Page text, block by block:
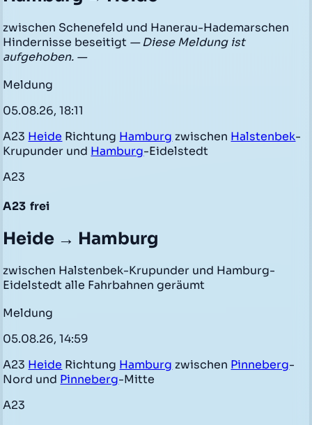
zwischen Schenefeld und Hanerau-Hademarschen
Hindernisse beseitigt — Diese Meldung ist
aufgehoben. —
Meldung
05.08.26, 18:11
A23 Heide Richtung Hamburg zwischen Halstenbek-
Krupunder und Hamburg-Eidelstedt
A23
A23 frei
Heide → Hamburg
zwischen Halstenbek-Krupunder und Hamburg-
Eidelstedt alle Fahrbahnen geräumt
Meldung
05.08.26, 14:59
A23 Heide Richtung Hamburg zwischen Pinneberg-
Nord und Pinneberg-Mitte
A23